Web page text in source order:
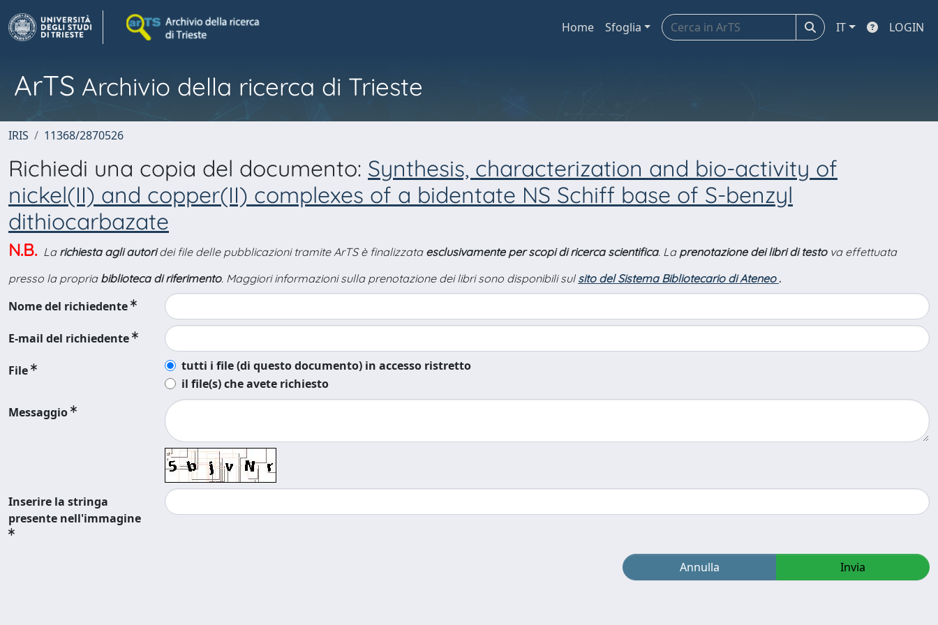
Home Sfoglia IT LOGIN
ArTS Archivio della ricerca di Trieste
IRIS 11368/2870526
Richiedi una copia del documento: Synthesis, characterization and bio-activity of
nickel(II) and copper(II) complexes of a bidentate NS Schiff base of S-benzyl
dithiocarbazate
N.B. La richiesta agli autoridei file delle pubblicazioni tramite ArTS è finalizzata esclusivamente per scopi di ricerca scientifica. La prenotazione dei libri di testova effettuata
presso la propria biblioteca di riferimento. Maggiori informazioni sulla prenotazione dei libri sono disponibili sul sito del Sistema Bibliotecario di Ateneo .
Nome del richiedente
E-mail del richiedente
File
tutti i file (di questo documento) in accesso ristretto
il file(s) che avete richiesto
Messaggio
Inserire la stringa
presente nell'immagine
Annulla Invia